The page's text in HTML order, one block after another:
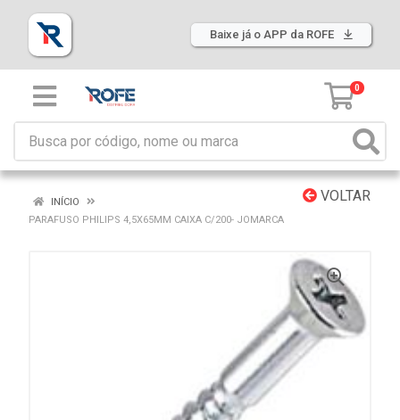
Baixe já o APP da ROFE
0
VOLTAR
INÍCIO
PARAFUSO PHILIPS 4,5X65MM CAIXA C/200- JOMARCA